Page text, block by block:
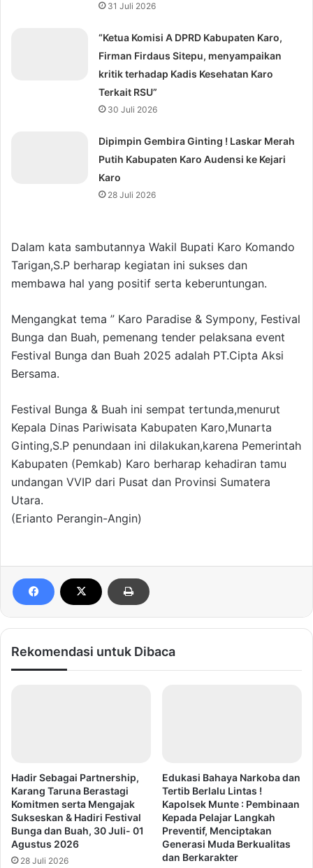
31 Juli 2026
“Ketua Komisi A DPRD Kabupaten Karo,
Firman Firdaus Sitepu, menyampaikan
kritik terhadap Kadis Kesehatan Karo
Terkait RSU”
30 Juli 2026
Dipimpin Gembira Ginting ! Laskar Merah
Putih Kabupaten Karo Audensi ke Kejari
Karo
28 Juli 2026
Dalam kata sambutannya Wakil Bupati Karo Komando
Tarigan,S.P berharap kegiatan ini sukses dan
membawa hal yang positif serta keberuntungan.
Mengangkat tema ” Karo Paradise & Sympony, Festival
Bunga dan Buah, pemenang tender pelaksana event
Festival Bunga dan Buah 2025 adalah PT.Cipta Aksi
Bersama.
Festival Bunga & Buah ini sempat tertunda,menurut
Kepala Dinas Pariwisata Kabupaten Karo,Munarta
Ginting,S.P penundaan ini dilakukan,karena Pemerintah
Kabupaten (Pemkab) Karo berharap kehadiran tamu
undangan VVIP dari Pusat dan Provinsi Sumatera
Utara.
(Erianto Perangin-Angin)
Rekomendasi untuk Dibaca
Hadir Sebagai Partnership,
Karang Taruna Berastagi
Komitmen serta Mengajak
Sukseskan & Hadiri Festival
Bunga dan Buah, 30 Juli- 01
Agustus 2026
28 Juli 2026
Edukasi Bahaya Narkoba dan
Tertib Berlalu Lintas !
Kapolsek Munte : Pembinaan
Kepada Pelajar Langkah
Preventif, Menciptakan
Generasi Muda Berkualitas
dan Berkarakter